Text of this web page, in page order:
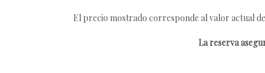
El precio mostrado corresponde al valor actual
La reserva